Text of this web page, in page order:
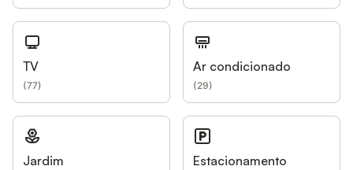
TV
(77)
Ar condicionado
(29)
Jardim Estacionamento